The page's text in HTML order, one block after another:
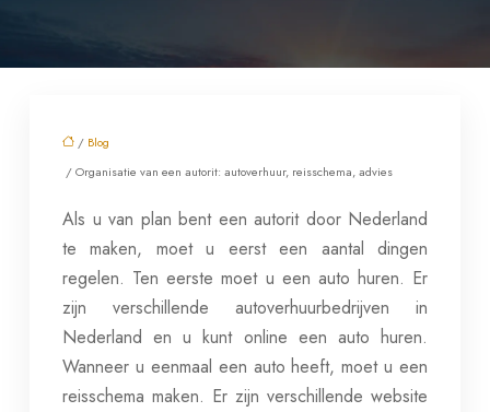
/ Blog
/ Organisatie van een autorit: autoverhuur, reisschema, advies
Als u van plan bent een autorit door Nederland
te maken, moet u eerst een aantal dingen
regelen. Ten eerste moet u een auto huren. Er
zijn verschillende autoverhuurbedrijven in
Nederland en u kunt online een auto huren.
Wanneer u eenmaal een auto heeft, moet u een
reisschema maken. Er zijn verschillende website